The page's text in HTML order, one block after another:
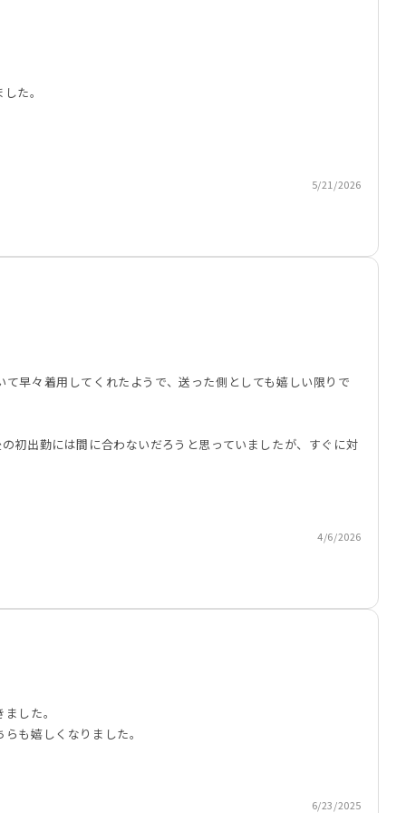
た。
5/21/2026
早々着用してくれたようで、送った側としても嬉しい限りで
初出勤には間に合わないだろうと思っていましたが、すぐに対
4/6/2026
した。
も嬉しくなりました。
6/23/2025